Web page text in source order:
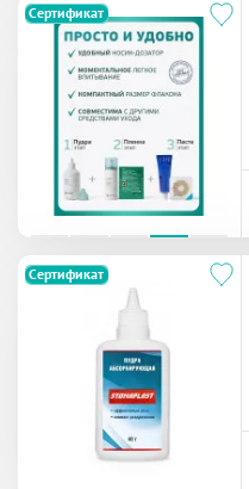
Сертификат
Сертификат